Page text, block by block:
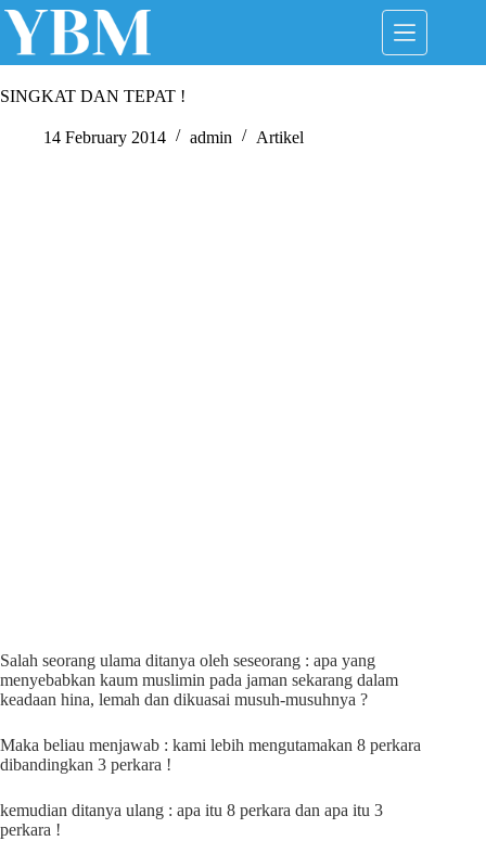
Skip
SINGKAT DAN TEPAT !
14 February 2014 admin Artikel
Salah seorang ulama ditanya oleh seseorang : apa yang
menyebabkan kaum muslimin pada jaman sekarang dalam
keadaan hina, lemah dan dikuasai musuh-musuhnya ?
Maka beliau menjawab : kami lebih mengutamakan 8 perkara
dibandingkan 3 perkara !
kemudian ditanya ulang : apa itu 8 perkara dan apa itu 3
perkara !